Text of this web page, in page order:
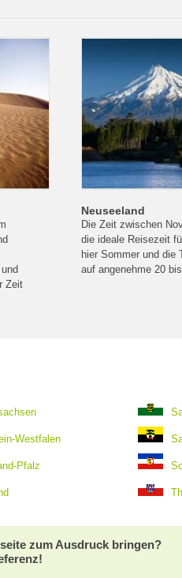
Zeit
Neuseeland
Die Zeit zwischen
die ideale Reisezeit
hier Sommer und die
auf angenehme 20
Westfalen
Pfalz
zum Ausdruck bringen?